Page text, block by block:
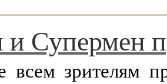
и Супермен
всем зрителям